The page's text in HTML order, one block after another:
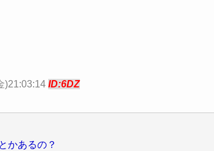
)21:03:14 ID:6DZ
かあるの？